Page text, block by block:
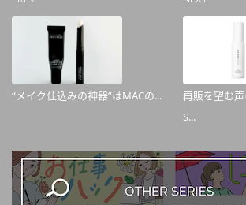
“メイク仕込みの神器”はMACの...
再販を望む声
S...